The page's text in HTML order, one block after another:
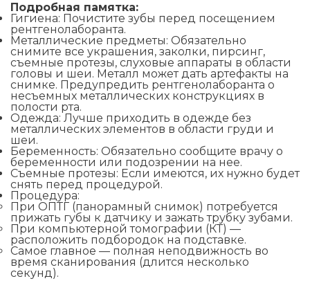
Подробная памятка:
Гигиена: Почистите зубы перед посещением
рентгенолаборанта.
Металлические предметы: Обязательно
снимите все украшения, заколки, пирсинг,
съемные протезы, слуховые аппараты в области
головы и шеи. Металл может дать артефакты на
снимке. Предупредить рентгенолаборанта о
несъемных металлических конструкциях в
полости рта.
Одежда: Лучше приходить в одежде без
металлических элементов в области груди и
шеи.
Беременность: Обязательно сообщите врачу о
беременности или подозрении на нее.
Съемные протезы: Если имеются, их нужно будет
снять перед процедурой.
Процедура:
При ОПТГ (панорамный снимок) потребуется
прижать губы к датчику и зажать трубку зубами.
При компьютерной томографии (КТ) —
расположить подбородок на подставке.
Самое главное — полная неподвижность во
время сканирования (длится несколько
секунд).